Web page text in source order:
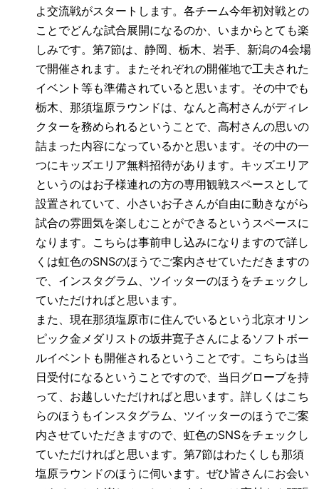
よ交流戦がスタートします。各チーム今年初対戦との
ことでどんな試合展開になるのか、いまからとても楽
しみです。第7節は、静岡、栃木、岩手、新潟の4会場
で開催されます。またそれぞれの開催地で工夫された
イベント等も準備されていると思います。その中でも
栃木、那須塩原ラウンドは、なんと高村さんがディレ
クターを務められるということで、高村さんの思いの
詰まった内容になっているかと思います。その中の一
つにキッズエリア無料招待があります。キッズエリア
というのはお子様連れの方の専用観戦スペースとして
設置されていて、小さいお子さんが自由に動きながら
試合の雰囲気を楽しむことができるというスペースに
なります。こちらは事前申し込みになりますので詳し
くは虹色のSNSのほうでご案内させていただきますの
で、インスタグラム、ツイッターのほうをチェックし
ていただければと思います。
また、現在那須塩原市に住んでいるという北京オリン
ピック金メダリストの坂井寛子さんによるソフトボー
ルイベントも開催されるということです。こちらは当
日受付になるということですので、当日グローブを持
って、お越しいただければと思います。詳しくはこち
らのほうもインスタグラム、ツイッターのほうでご案
内させていただきますので、虹色のSNSをチェックし
ていただければと思います。第7節はわたくしも那須
塩原ラウンドのほうに伺います。ぜひ皆さんにお会い